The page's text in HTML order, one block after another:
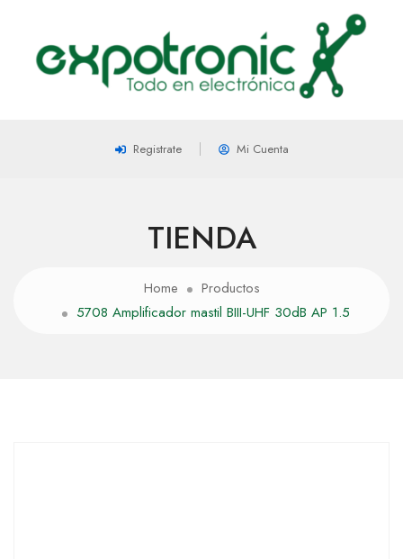
Registrate Mi Cuenta
TIENDA
Home
Productos
5708 Amplificador mastil BIII-UHF 30dB AP 1.5